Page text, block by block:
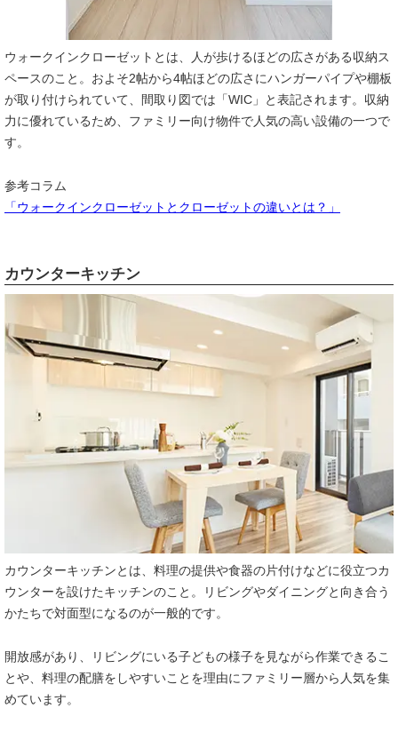
ウォークインクローゼットとは、人が歩けるほどの広さがある収納ス
ペースのこと。およそ2帖から4帖ほどの広さにハンガーパイプや棚板
が取り付けられていて、間取り図では「WIC」と表記されます。収納
力に優れているため、ファミリー向け物件で人気の高い設備の一つで
す。
参考コラム
「ウォークインクローゼットとクローゼットの違いとは？」
カウンターキッチン
カウンターキッチンとは、料理の提供や食器の片付けなどに役立つカ
ウンターを設けたキッチンのこと。リビングやダイニングと向き合う
かたちで対面型になるのが一般的です。
開放感があり、リビングにいる子どもの様子を見ながら作業できるこ
とや、料理の配膳をしやすいことを理由にファミリー層から人気を集
めています。